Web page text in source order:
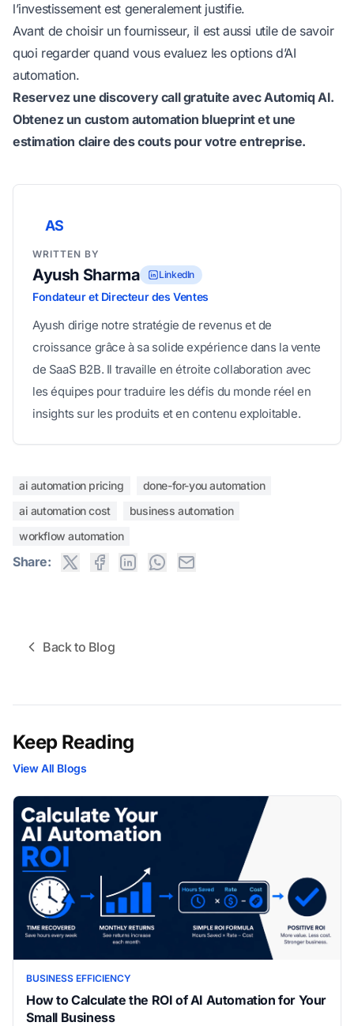
l’investissement est generalement justifie.
Avant de choisir un fournisseur, il est aussi utile de savoir
quoi regarder quand vous evaluez les options d’AI
automation.
Reservez une discovery call gratuite avec Automiq AI.
Obtenez un custom automation blueprint et une
estimation claire des couts pour votre entreprise.
AS
WRITTEN BY
Ayush Sharma LinkedIn
Fondateur et Directeur des Ventes
Ayush dirige notre stratégie de revenus et de
croissance grâce à sa solide expérience dans la vente
de SaaS B2B. Il travaille en étroite collaboration avec
les équipes pour traduire les défis du monde réel en
insights sur les produits et en contenu exploitable.
ai automation pricing
done-for-you automation
ai automation cost
business automation
workflow automation
Share:
Back to Blog
Keep Reading
View All Blogs
BUSINESS EFFICIENCY
How to Calculate the ROI of AI Automation for Your
Small Business